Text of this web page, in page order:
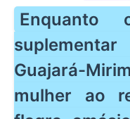
Enquanto
Guajará-
mulher ao